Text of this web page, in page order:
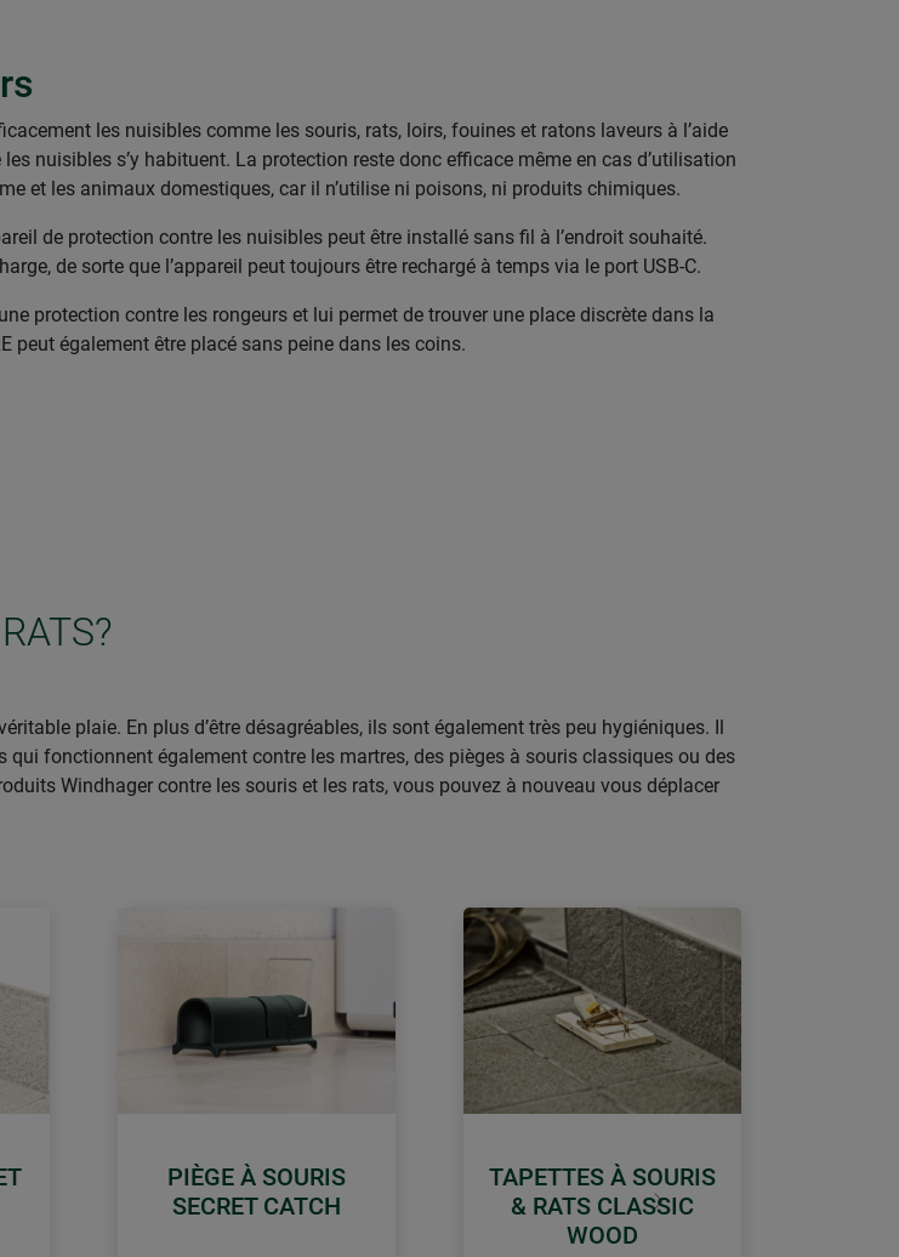
les nuisibles comme les souris, rats, loirs, fouines et ratons laveurs à l’aide
nuisibles s’y habituent. La protection reste donc efficace même en cas d’utilisation
et les animaux domestiques, car il n’utilise ni poisons, ni produits chimiques.
de protection contre les nuisibles peut être installé sans fil à l’endroit souhaité.
de sorte que l’appareil peut toujours être rechargé à temps via le port USB-C.
protection contre les rongeurs et lui permet de trouver une place discrète dans la
peut également être placé sans peine dans les coins.
plaie. En plus d’être désagréables, ils sont également très peu hygiéniques. Il
qui fonctionnent également contre les martres, des pièges à souris classiques ou des
Windhager contre les souris et les rats, vous pouvez à nouveau vous déplacer
PIÈGE À SOURIS
SECRET CATCH
TAPETTES À SOURIS
& RATS CLASSIC
WOOD
Continuer